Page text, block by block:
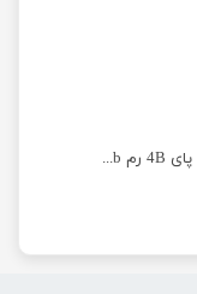
رزبری پای 4B رم 8 گیگابایت - برد رسپبری پای 4B رم 8Gb